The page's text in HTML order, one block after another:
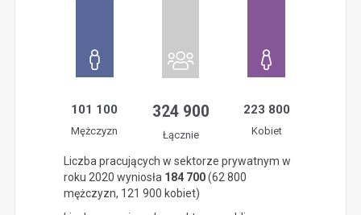
101 100
Mężczyzn
324 900
Łącznie
223 800
Kobiet
Liczba pracujących w sektorze prywatnym w
roku 2020 wyniosła 184 700(62 800
mężczyzn, 121 900 kobiet)